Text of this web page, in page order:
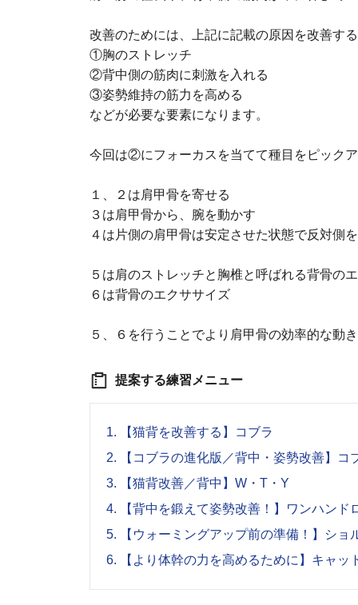
改善のためには、上記に記載の原因を改善す
①胸のストレッチ
②背中側の筋肉に刺激を入れる
③姿勢維持の筋力を高める
などが必要な要素になります。
今回は②にフォーカスを当てて種目をピック
１、２は肩甲骨を寄せる
３は肩甲骨から、腕を動かす
４は片側の肩甲骨は安定させた状態で反対側
５は肩のストレッチと胸椎と呼ばれる背骨の
６は背骨のエクササイズ
５、６を行うことでより肩甲骨の効率的な動
提案する練習メニュー
1.
【猫背を改善する】コブラ
2.
【コブラの進化版／背中・姿勢改善】コ
3.
【猫背改善／背中】W・T・Y
4.
【背中を鍛えて姿勢改善！】ワンハンド
5.
【ウォーミングアップ前の準備！】シ
6.
【より体幹の力を高めるために】キャッ